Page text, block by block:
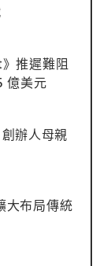
推遲難阻
億美元
辦人母親
布局傳統